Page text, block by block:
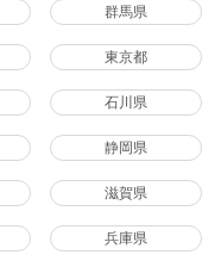
群馬県
東京都
石川県
静岡県
滋賀県
兵庫県